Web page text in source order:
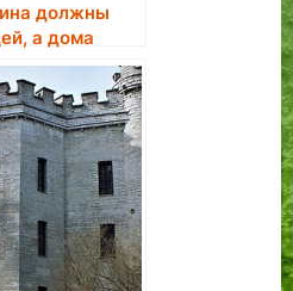
должны
а дома